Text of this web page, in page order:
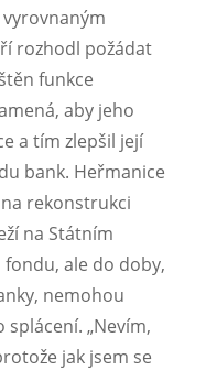
rozhodl požádat
funkce
aby jeho
a tím zlepšil její
bank. Heřmanice
rekonstrukci
na Státním
ale do doby,
nemohou
„Nevím,
jak jsem se